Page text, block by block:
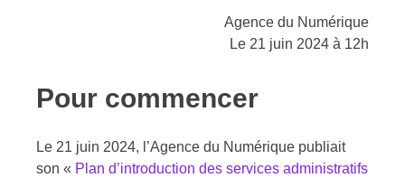
Agence du Numérique
Le 21 juin 2024 à 12h
Pour commencer
Le 21 juin 2024, l’Agence du Numérique publiait
son « Plan d’introduction des services administratifs